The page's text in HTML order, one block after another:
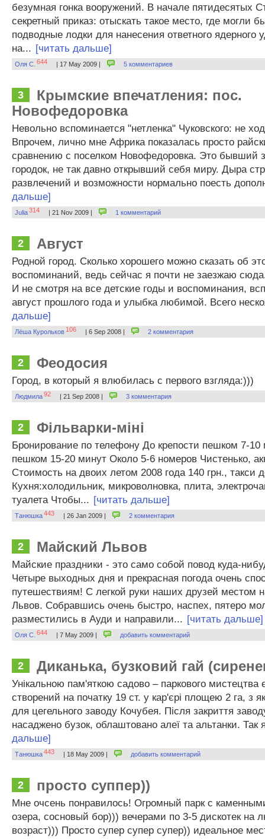
безумная гонка вооружений. В начале пятидесятых
секретный приказ: отыскать такое место, где могли
подводные лодки для нанесения ответного ядерного
на... [читать дальше]
Оля С. 644 | 17 May 2009 | 5 комментариев
3
Крымские впечатления: пос.
Новофедоровка
Невольно вспоминается "нетленка" Чуковского: не
Впрочем, лично мне Африка показалась просто
сравнению с поселком Новофедоровка. Это бывший
городок, не так давно открывший себя миру. Дыра
развлечений и возможности нормально поесть
дальше]
Julia314 | 21 Nov 2009 | 1 комментарий
2 Август
Родной город. Сколько хорошего можно сказать об
воспоминаний, ведь сейчас я почти не заезжаю
И не смотря на все детские годы и воспоминания,
август прошлого года и улыбка любимой. Всего
дальше]
Лёша Курольков 106 | 6 Sep 2008 | 2 комментария
2 Феодосия
Город, в который я влюбилась с первого взгляда:)))
Людмила92 | 21 Sep 2008 | 3 комментария
2 Фільварки-міні
Бронирование по телефону До крепости пешком 7-10
пешком 15-20 минут Около 5-6 номеров Чистенько,
Стоимость на двоих летом 2008 года 140 грн., такси
Кухня:холодильник, микроволновка, плита,
туалета Чтобы... [читать дальше]
Танюшка443 | 26 Jan 2009 | 2 комментария
2 Майский Львов
Майские праздники - это само собой повод куда-
Четыре выходных дня и прекрасная погода очень
путешествиям! С легкой руки наших друзей местом
Львов. Собравшись очень быстро, наспех, пятеро
разместились в Ауди и направили... [читать дальше]
Оля С. 644 | 7 May 2009 | добавить комментарий
2 Диканька, бузковий гай
Унікальною пам'яткою садово – паркового мистецтва
створений на початку 19 ст. у кар'єрі площею 2 га, з
для цегельного заводу Кочубея. Після закриття
насаджено бузок, облаштовано алеї та альтанки. Так
дальше]
Танюшка443 | 18 May 2009 | добавить комментарий
2 просто суппер))
Мне очсень понравилось! Огромный парк с
озера, сосновый бор))) вечерами по 3-5 дискотек на
возраст))) Просто супер супер супер)) идеальное